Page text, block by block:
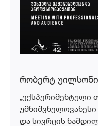
რობერტ უილსონი
„ექსპერიმენტული
და სივრცის